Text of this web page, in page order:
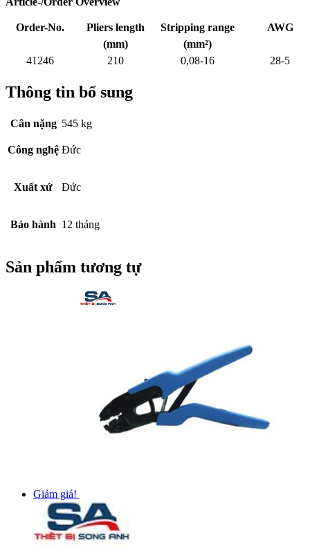
Order-No. Pliers length Stripping range
AWG
(mm)
(mm²)
41246
210 0,08-16 28-5
Thông tin bổ sung
Cân nặng 545 kg
Công nghệ Đức
Xuất xứ Đức
Bảo hành 12 tháng
Sản phẩm tương tự
Giảm giá!